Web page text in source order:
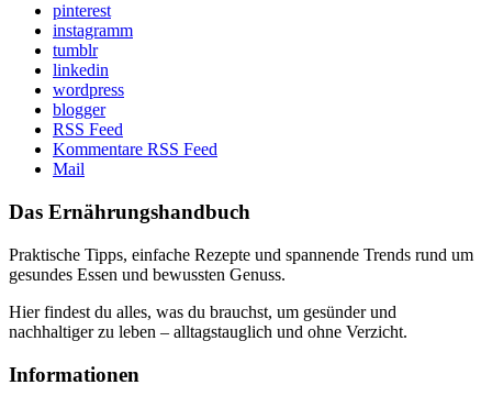
pinterest
instagramm
tumblr
linkedin
wordpress
blogger
RSS Feed
Kommentare RSS Feed
Mail
Das Ernährungshandbuch
Praktische Tipps, einfache Rezepte und spannende Trends rund um
gesundes Essen und bewussten Genuss.
Hier findest du alles, was du brauchst, um gesünder und
nachhaltiger zu leben – alltagstauglich und ohne Verzicht.
Informationen